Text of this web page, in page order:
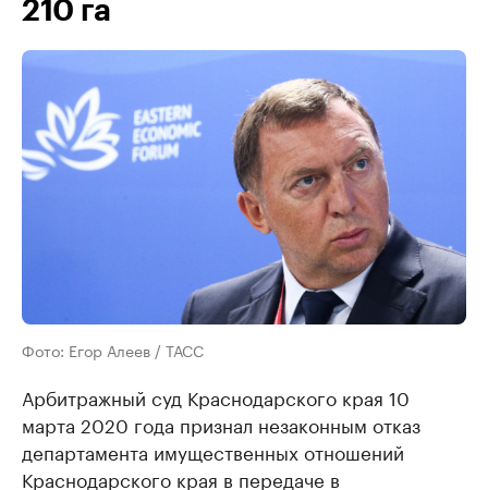
210 га
Фото: Егор Алеев / ТАСС
Арбитражный суд Краснодарского края 10
марта 2020 года признал незаконным отказ
департамента имущественных отношений
Краснодарского края в передаче в